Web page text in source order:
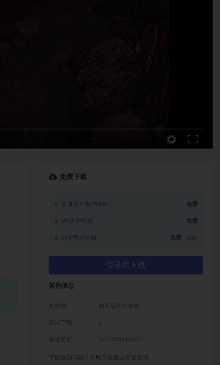
免费下载
普通用户用户特权： 免费
VIP用户特权： 免费
SVIP用户特权： 免费
登录后下载
其他信息
有效期 购买后永久有效
累计下载 1
最近更新 2022年09月02日
下载遇到问题？可联系客服或留言反馈